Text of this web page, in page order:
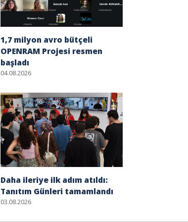
1,7 milyon avro bütçeli
OPENRAM Projesi resmen
başladı
04.08.2026
Daha ileriye ilk adım atıldı:
Tanıtım Günleri tamamlandı
03.08.2026